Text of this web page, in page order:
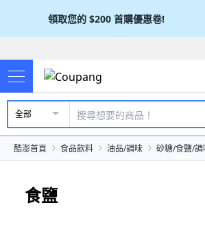
領取您的 $200 首購優惠卷!
全部
酷澎首頁 食品飲料 油品/調味 砂糖/食鹽/調
食鹽